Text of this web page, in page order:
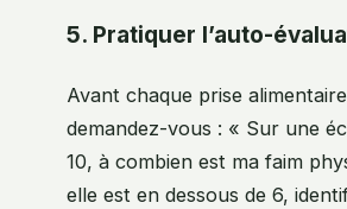
5. Pratiquer l’auto-
Avant chaque prise
demandez-vous : « Sur une
10, à combien est ma faim
elle est en dessous de 6,